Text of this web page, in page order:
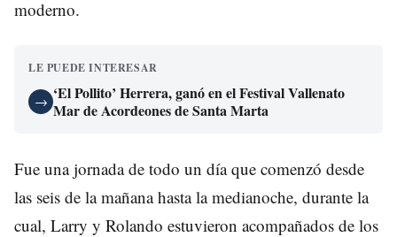
moderno.
LE PUEDE INTERESAR
→ ‘El Pollito’ Herrera, ganó en el Festival Vallenato
Mar de Acordeones de Santa Marta
Fue una jornada de todo un día que comenzó desde
las seis de la mañana hasta la medianoche, durante la
cual, Larry y Rolando estuvieron acompañados de los